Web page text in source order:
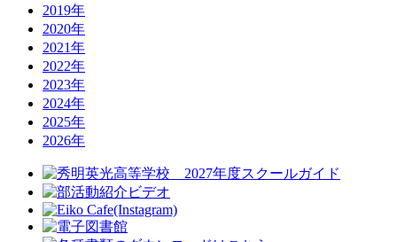
2019年
2020年
2021年
2022年
2023年
2024年
2025年
2026年